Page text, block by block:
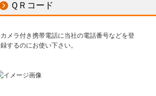
ＱＲコード
カメラ付き携帯電話に当社の電話番号などを登
録するのにお使い下さい。